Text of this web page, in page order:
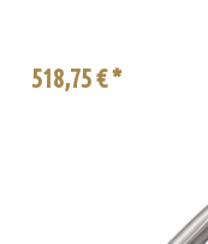
518,75 € *